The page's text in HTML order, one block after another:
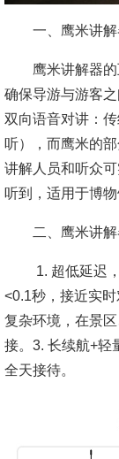
一、鹰米讲
鹰米讲解器
确保导游与游客
双向语音对讲：
听），而鹰米的
讲解人员和听众
听到，适用于博
二、鹰米讲
1. 超低延迟
<0.1秒，接近实
复杂环境，在景
接。3. 长续航+轻
全天接待。